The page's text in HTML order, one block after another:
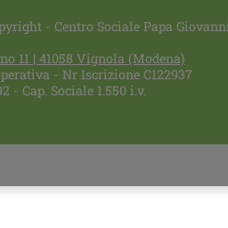
- Centro Sociale Papa
11 | 41058 Vignola (Modena)
- Nr Iscrizione C122937
- Cap. Sociale 1.550 i.v.